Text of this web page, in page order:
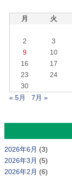
月 火
2
3
9
10
16
17
23
24
30
« 5月
7月 »
2026年6月 (3)
2026年3月 (5)
2026年2月 (6)